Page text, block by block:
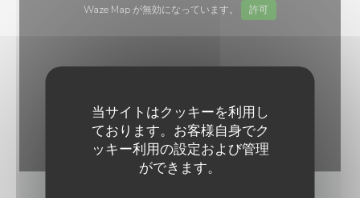
当サイトはクッキーを利用し
ております。お客様自身でク
ッキー利用の設定および管理
ができます。
Waze Map が無効になっています。 許可